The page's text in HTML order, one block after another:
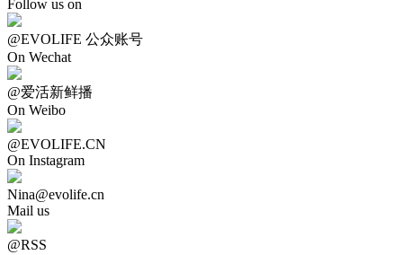
Follow us on
@EVOLIFE 公众账号
On Wechat
@爱活新鲜播
On Weibo
@EVOLIFE.CN
On Instagram
Nina@evolife.cn
Mail us
@RSS